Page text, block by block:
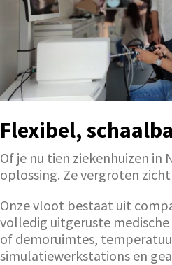
Flexibel,
Of je nu tien ziekenhuizen
oplossing. Ze vergroten
Onze vloot bestaat uit
volledig uitgeruste medische
of demoruimtes,
simulatiewerkstations en